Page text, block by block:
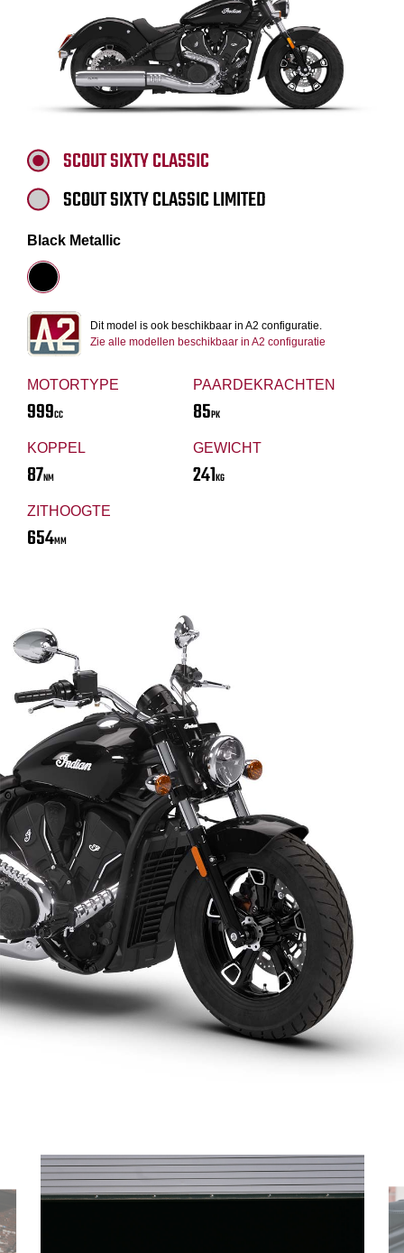
MOTORTYPE
999CC
PAARDEKRACHTEN
85PK
KOPPEL
87NM
GEWICHT
241KG
ZITHOOGTE
654MM
SCOUT SIXTY CLASSIC
SCOUT SIXTY CLASSIC LIMITED
Black Metallic
Dit model is ook beschikbaar in A2 configuratie.
Zie alle modellen beschikbaar in A2 configuratie